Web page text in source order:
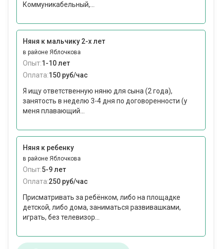
Коммуникабельный,...
Няня к мальчику 2-х лет
в районе Яблочкова
Опыт:1-10 лет
Оплата:150 руб/час
Я ищу ответственную няню для сына (2 года),
занятость в неделю 3-4 дня по договоренности (у
меня плавающий...
Няня к ребенку
в районе Яблочкова
Опыт:5-9 лет
Оплата:250 руб/час
Присматривать за ребёнком, либо на площадке
детской, либо дома, заниматься развивашками,
играть, без телевизор...